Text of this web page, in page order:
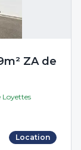
ZA de
Loyettes
Location